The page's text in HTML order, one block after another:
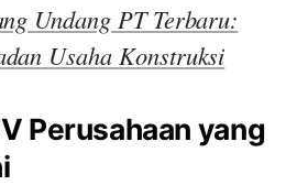
Undang PT Terbaru:
Usaha Konstruksi
Perusahaan yang